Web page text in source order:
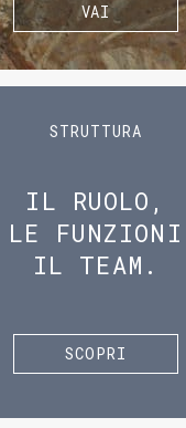
VAI
STRUTTURA
IL RUOLO,
LE FUNZIONI
IL TEAM.
SCOPRI